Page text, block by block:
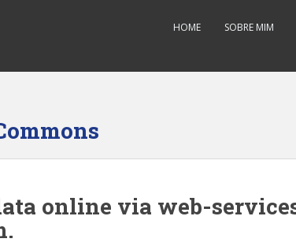
HOME SOBRE MIM
online via web-